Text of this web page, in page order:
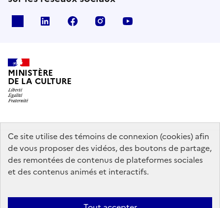
Ce site utilise des témoins de connexion (cookies) afin
de vous proposer des vidéos, des boutons de partage,
des remontées de contenus de plateformes sociales
et des contenus animés et interactifs.
linkedin facebook instagram
MINISTÈRE
DE LA CULTURE
data.gouv.fr legifrance.gouv.fr
info.gouv.fr
service-public.gouv.fr
Contact Mentions légales Accessibilité : partiellement conforme